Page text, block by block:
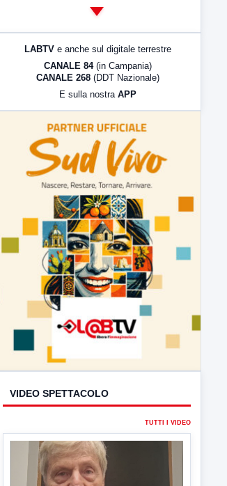
LabNews (Diretta)
LabNews (replica)
LABTV e anche sul digitale terrestre
CANALE 84 (in Campania)
CANALE 268 (DDT Nazionale)
E sulla nostra APP
VIDEO SPETTACOLO
TUTTI I VIDEO